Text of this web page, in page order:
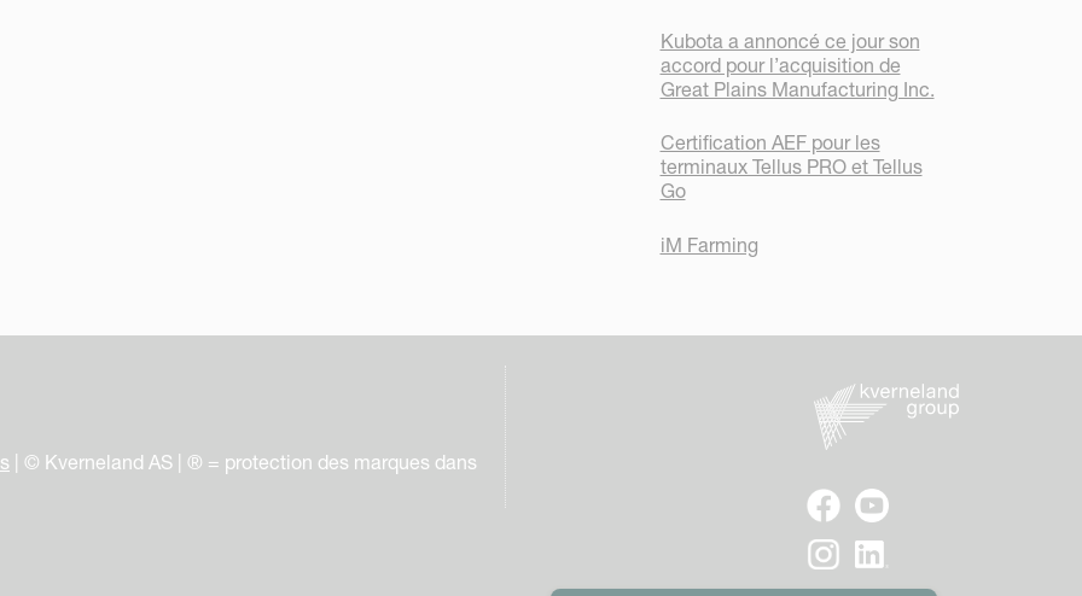
Kubota a annoncé ce jour son
accord pour l’acquisition de
Great Plains Manufacturing Inc.
Certification AEF pour les
terminaux Tellus PRO et Tellus
Go
iM Farming
| © Kverneland AS | ® = protection des marques dans